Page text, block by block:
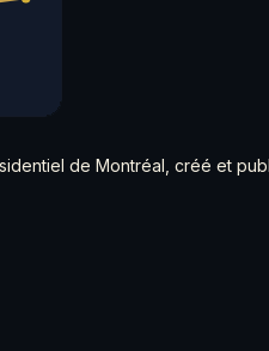
de Montréal, créé et